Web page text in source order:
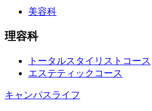
美容科
理容科
トータルスタイリストコース
エステティックコース
キャンパスライフ